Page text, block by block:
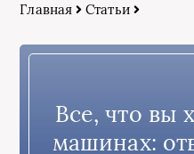
Главная Статьи
Все, что вы
машинах: